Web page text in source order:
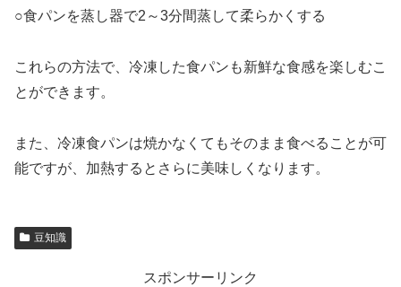
○食パンを蒸し器で2～3分間蒸して柔らかくする
これらの方法で、冷凍した食パンも新鮮な食感を楽しむこ
とができます。
また、冷凍食パンは焼かなくてもそのまま食べることが可
能ですが、加熱するとさらに美味しくなります。
豆知識
スポンサーリンク